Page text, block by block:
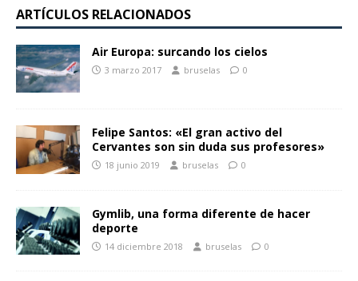
ARTÍCULOS RELACIONADOS
Air Europa: surcando los cielos
3 marzo 2017 bruselas 0
Felipe Santos: «El gran activo del
Cervantes son sin duda sus profesores»
18 junio 2019 bruselas 0
Gymlib, una forma diferente de hacer
deporte
14 diciembre 2018 bruselas 0